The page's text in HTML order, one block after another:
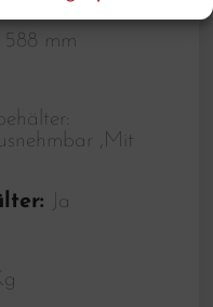
588 mm
,Mit
Ja